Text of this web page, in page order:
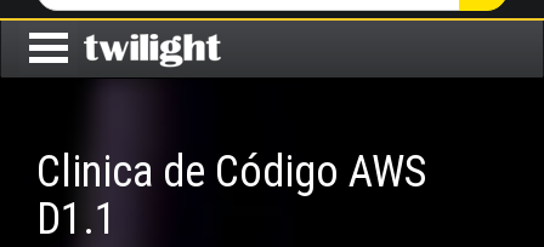
Clinica de Código AWS
D1.1